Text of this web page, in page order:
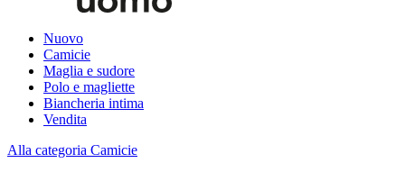
Nuovo
Camicie
Maglia e sudore
Polo e magliette
Biancheria intima
Vendita
Alla categoria Camicie